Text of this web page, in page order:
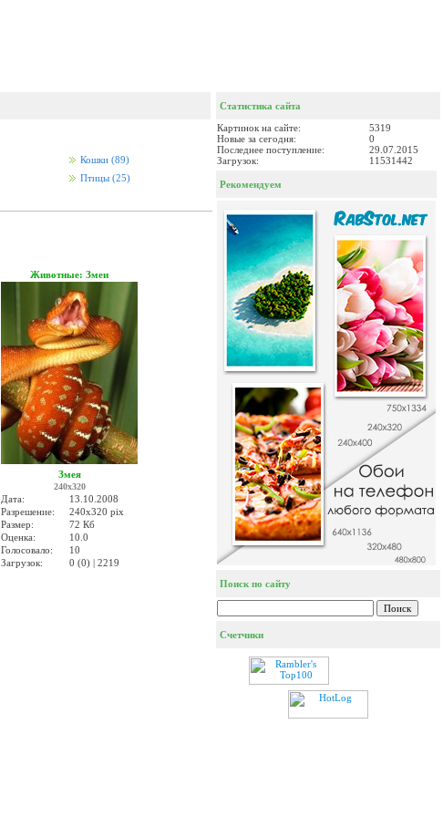
Кошки (89)
Птицы (25)
Животные: Змеи
Змея
240x320
Дата:
13.10.2008
Разрешение:
240x320 pix
Размер:
72 Кб
Оценка:
10.0
Голосовало:
10
Загрузок:
0 (0) | 2219
Статистика сайта
Картинок на сайте:
5319
Новые за сегодня:
0
Последнее поступление:
29.07.2015
Загрузок:
11531442
Рекомендуем
Поиск по сайту
Счетчики